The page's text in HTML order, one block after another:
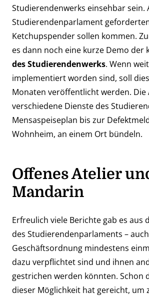
Studierendenwerks einsehbar sein.
Studierendenparlament
Ketchupspendersollen kommen.
es dann noch eine kurze Demo der
des Studierendenwerks. Wenn
implementiert worden sind, soll
Monaten veröffentlicht werden. Die
verschiedene Dienste des
Mensaspeiseplan bis zur
Wohnheim, an einem Ort bündeln.
Offenes Atelier
Mandarin
Erfreulich viele Berichte gab es aus
des Studierendenparlaments –
Geschäftsordnung mindestens
dazu verpflichtet sind und ihnen
gestrichen werden könnten. Schon
dieser Möglichkeit hat gereicht, um